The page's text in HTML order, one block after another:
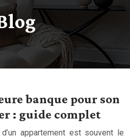
banque pour son
: guide complet
d’un appartement est souvent le